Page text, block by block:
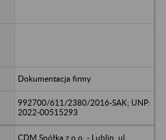
Dokumentacja firmy
992700/611/2380/2016-SAK; UNP:
2022-00515293
CDM Spółka z o.o. - Lublin, ul.